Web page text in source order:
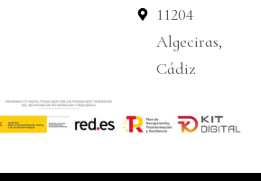
11204
Algeciras,
Cádiz